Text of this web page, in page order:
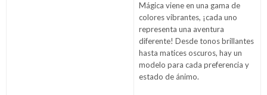
Mágica viene en una gama de
colores vibrantes, ¡cada uno
representa una aventura
diferente! Desde tonos brillantes
hasta matices oscuros, hay un
modelo para cada preferencia y
estado de ánimo.